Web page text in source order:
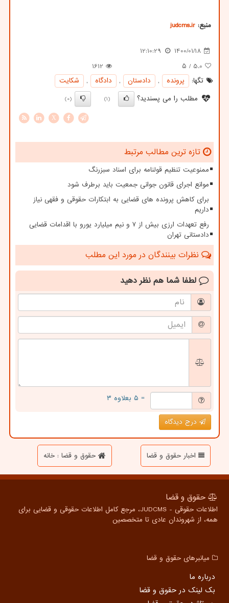
منبع: judcms.ir
1400/01/18
12:10:29
5.0 / ۵
1612
تگها:
پرونده , دادستان , دادگاه ,
شكایت
مطلب را می پسندید؟
(1)
(0)
X
تازه ترین مطالب مرتبط
ممنوعیت تنظیم قولنامه برای اسناد سبزرنگ
موانع اجرای قانون جوانی جمعیت باید برطرف شود
برای کاهش پرونده های قضایی به ابتکارات حقوقی و فقهی نیاز
داریم
رفع تعهدات ارزی بیش از ۷ و نیم میلیارد یورو با اقدامات قضایی
دادستانی تهران
نظرات بینندگان در مورد این مطلب
لطفا شما هم نظر دهید
= ۵ بعلاوه ۳
درج دیدگاه
اخبار حقوق و قضا حقوق و قضا : خانه
حقوق و قضا
اطلاعات حقوقی - JUDCMS، مرجع کامل اطلاعات حقوقی و قضایی برای
همه، از شهروندان عادی تا متخصصین
میانبرهای حقوق و قضا
درباره ما
بک لینک در حقوق و قضا